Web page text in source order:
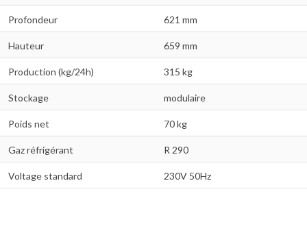
Profondeur 621 mm
Hauteur 659 mm
Production (kg/24h) 315 kg
Stockage modulaire
Poids net 70 kg
Gaz réfrigérant R 290
Voltage standard 230V 50Hz